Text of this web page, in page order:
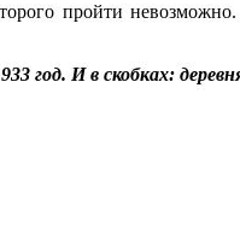
пройти
год. И в скобках: